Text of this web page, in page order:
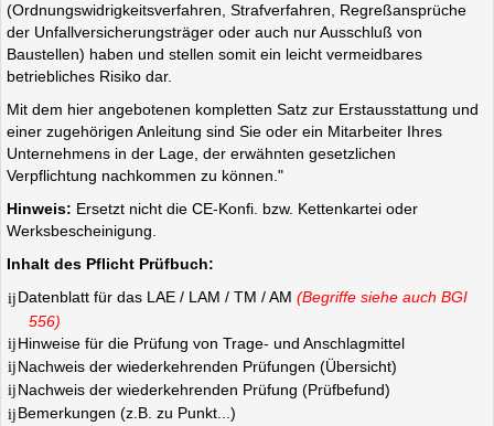
(Ordnungswidrigkeitsverfahren, Strafverfahren, Regreßansprüche
der Unfallversicherungsträger oder auch nur Ausschluß von
Baustellen) haben und stellen somit ein leicht vermeidbares
betriebliches Risiko dar.
Mit dem hier angebotenen kompletten Satz zur Erstausstattung und
einer zugehörigen Anleitung sind Sie oder ein Mitarbeiter Ihres
Unternehmens in der Lage, der erwähnten gesetzlichen
Verpflichtung nachkommen zu können."
Hinweis: Ersetzt nicht die CE-Konfi. bzw. Kettenkartei oder
Werksbescheinigung.
Inhalt des Pflicht Prüfbuch:
Datenblatt für das LAE / LAM / TM / AM (Begriffe siehe auch BGI
556)
Hinweise für die Prüfung von Trage- und Anschlagmittel
Nachweis der wiederkehrenden Prüfungen (Übersicht)
Nachweis der wiederkehrenden Prüfung (Prüfbefund)
Bemerkungen (z.B. zu Punkt...)